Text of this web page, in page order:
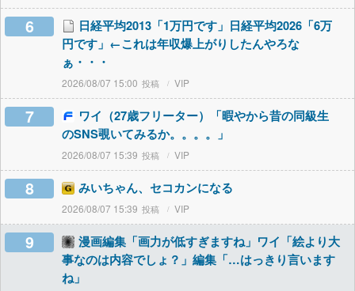
6
日経平均2013「1万円です」日経平均2026「6万
円です」←これは年収爆上がりしたんやろな
ぁ・・・
2026/08/07 15:00 VIP
7
ワイ（27歳フリーター）「暇やから昔の同級生
のSNS覗いてみるか。。。。」
2026/08/07 15:39 VIP
8 みいちゃん、セコカンになる
2026/08/07 15:39 VIP
9
漫画編集「画力が低すぎますね」ワイ「絵より大
事なのは内容でしょ？」編集「…はっきり言います
ね」